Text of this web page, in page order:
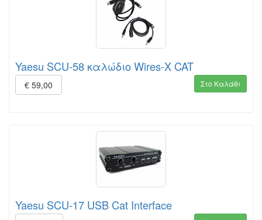
Yaesu SCU-58 καλώδιο Wires-X CAT
€ 59,00 Στο Καλάθι
Yaesu SCU-17 USB Cat Interface